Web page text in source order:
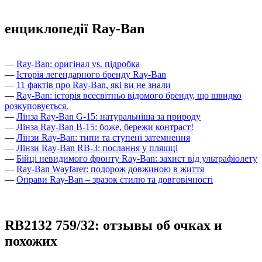
енциклопедії Ray-Ban
— Ray-Ban: оригінал vs. підробка
— Історія легендарного бренду Ray-Ban
— 11 фактів про Ray-Ban, які ви не знали
— Ray-Ban: історія всесвітньо відомого бренду, що швидко
розкуповується.
— Лінза Ray-Ban G-15: натуральніша за природу
— Лінза Ray-Ban B-15: боже, бережи контраст!
— Лінзи Ray-Ban: типи та ступені затемнення
— Лінзи Ray-Ban RB-3: послання у пляшці
— Бійці невидимого фронту Ray-Ban: захист від ультрафіолету
— Ray-Ban Wayfarer: подорож довжиною в життя
— Оправи Ray-Ban – зразок стилю та довговічності
RB2132 759/32: отзывы об очках и
похожих